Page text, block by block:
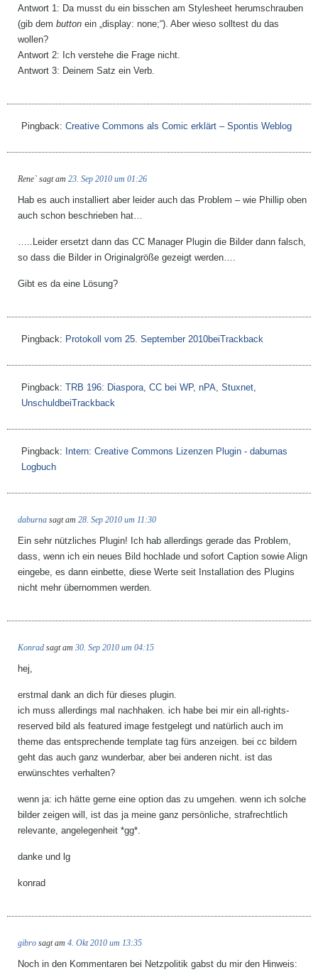
Antwort 1: Da musst du ein bisschen am Stylesheet herumschrauben
(gib dem button ein „display: none;“). Aber wieso solltest du das
wollen?
Antwort 2: Ich verstehe die Frage nicht.
Antwort 3: Deinem Satz ein Verb.
Pingback: Creative Commons als Comic erklärt – Spontis Weblog
Rene` sagt am 23. Sep 2010 um 01:26
Hab es auch installiert aber leider auch das Problem – wie Phillip oben
auch schon beschrieben hat…
…..Leider ersetzt dann das CC Manager Plugin die Bilder dann falsch,
so dass die Bilder in Originalgröße gezeigt werden….
Gibt es da eine Lösung?
Pingback: Protokoll vom 25. September 2010beiTrackback
Pingback: TRB 196: Diaspora, CC bei WP, nPA, Stuxnet,
UnschuldbeiTrackback
Pingback: Intern: Creative Commons Lizenzen Plugin - daburnas
Logbuch
daburna sagt am 28. Sep 2010 um 11:30
Ein sehr nützliches Plugin! Ich hab allerdings gerade das Problem,
dass, wenn ich ein neues Bild hochlade und sofort Caption sowie Align
eingebe, es dann einbette, diese Werte seit Installation des Plugins
nicht mehr übernommen werden.
Konrad sagt am 30. Sep 2010 um 04:15
hej,
erstmal dank an dich für dieses plugin.
ich muss allerdings mal nachhaken. ich habe bei mir ein all-rights-
reserved bild als featured image festgelegt und natürlich auch im
theme das entsprechende template tag fürs anzeigen. bei cc bildern
geht das auch ganz wunderbar, aber bei anderen nicht. ist das
erwünschtes verhalten?
wenn ja: ich hätte gerne eine option das zu umgehen. wenn ich solche
bilder zeigen will, ist das ja meine ganz persönliche, strafrechtlich
relevante, angelegenheit *gg*.
danke und lg
konrad
gibro sagt am 4. Okt 2010 um 13:35
Noch in den Kommentaren bei Netzpolitik gabst du mir den Hinweis: